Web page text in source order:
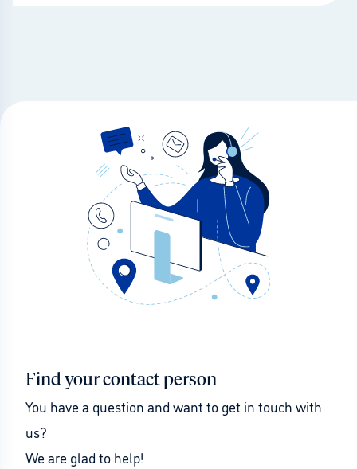
Find your contact person
You have a question and want to get in touch with
us?
We are glad to help!